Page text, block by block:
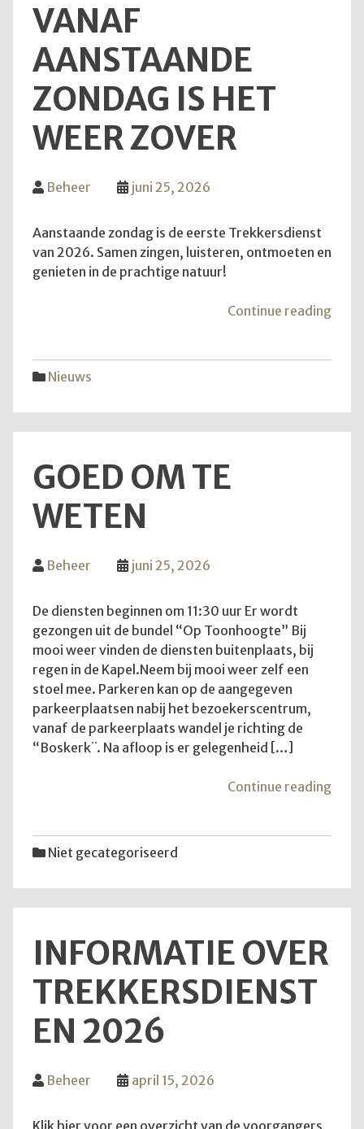
VANAF
AANSTAANDE
ZONDAG IS HET
WEER ZOVER
Beheer juni 25, 2026
Aanstaande zondag is de eerste Trekkersdienst
van 2026. Samen zingen, luisteren, ontmoeten en
genieten in de prachtige natuur!
Continue reading
Nieuws
GOED OM TE
WETEN
Beheer juni 25, 2026
De diensten beginnen om 11:30 uur Er wordt
gezongen uit de bundel “Op Toonhoogte” Bij
mooi weer vinden de diensten buitenplaats, bij
regen in de Kapel.Neem bij mooi weer zelf een
stoel mee. Parkeren kan op de aangegeven
parkeerplaatsen nabij het bezoekerscentrum,
vanaf de parkeerplaats wandel je richting de
“Boskerk¨. Na afloop is er gelegenheid […]
Continue reading
Niet gecategoriseerd
INFORMATIE OVER
TREKKERSDIENST
EN 2026
Beheer april 15, 2026